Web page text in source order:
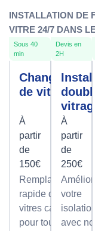
INSTALLATION DE
VITRE 24/7 DANS
Sous 40
min
Changement
de vitre
À
partir
de
150€
Remplacement
rapide de
vitres cassées,
pour tous types
Devis en
2H
double
vitrage
À
partir
de
250€
votre
isolation
avec